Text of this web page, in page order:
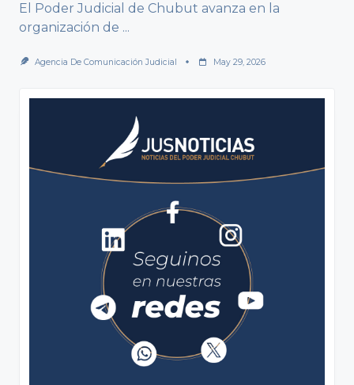
El Poder Judicial de Chubut avanza en la
organización de ...
Agencia De Comunicación Judicial May 29, 2026